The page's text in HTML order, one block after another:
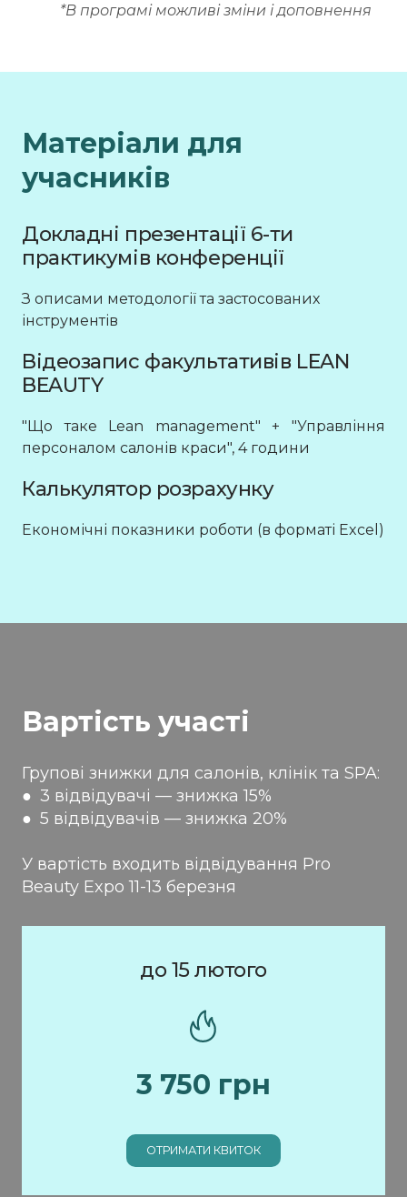
*В програмі можливі зміни і доповнення
Матеріали для
учасників
Докладні презентації 6-ти
практикумів конференції
З описами методології та застосованих
інструментів
Відеозапис факультативів LEAN
BEAUTY
"Що таке Lean management" + "Управління
персоналом салонів краси", 4 години
Калькулятор розрахунку
Економічні показники роботи (в форматі Excel)
Вартість участі
Групові знижки для салонів, клінік та SPA:
● 3 відвідувачі — знижка 15%
● 5 відвідувачів — знижка 20%
У вартість входить відвідування Pro
Beauty Expo 11-13 березня
до 15 лютого
3 750 грн
ОТРИМАТИ КВИТОК